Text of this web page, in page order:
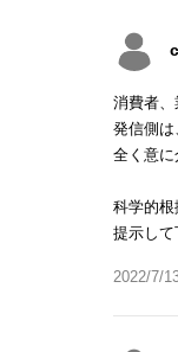
消費者、
発信側は
全く意に
科学的
提示して
2022/7/